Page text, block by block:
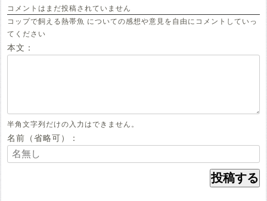
コメントはまだ投稿されていません
コップで飼える熱帯魚 についての感想や意見を自由にコメントしていっ
てください
本文：
半角文字列だけの入力はできません。
名前（省略可）：